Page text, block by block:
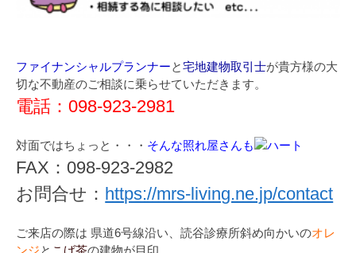
ファイナンシャルプランナーと宅地建物取引士が貴方様の大
切な不動産のご相談に乗らせていただきます。
電話：098-923-2981
対面ではちょっと・・・ そんな照れ屋さんも
FAX：098-923-2982
お問合せ： https://mrs-living.ne.jp/contact
ご来店の際は 県道6号線沿い、読谷診療所斜め向かいのオレ
ンジ と こげ茶の建物が目印